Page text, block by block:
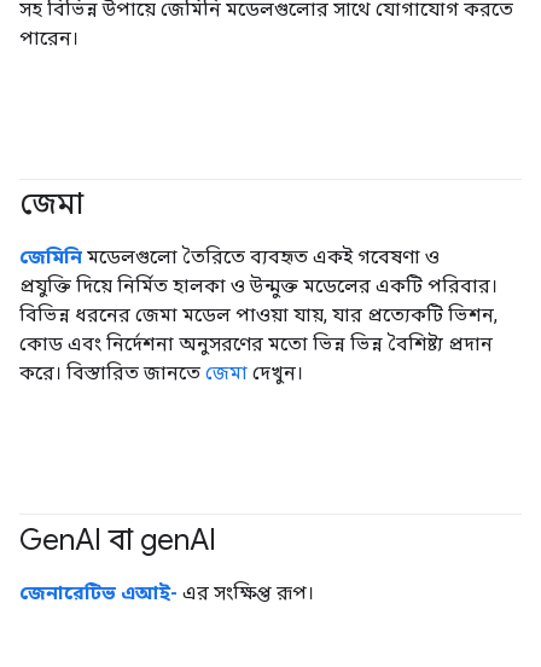
সহ বিভিন্ন উপায়ে জেমিনি মডেলগুলোর সাথে যোগাযোগ করতে
পারেন।
জেমা
জেমিনি মডেলগুলো তৈরিতে ব্যবহৃত একই গবেষণা ও
প্রযুক্তি দিয়ে নির্মিত হালকা ও উন্মুক্ত মডেলের একটি পরিবার।
বিভিন্ন ধরনের জেমা মডেল পাওয়া যায়, যার প্রত্যেকটি ভিশন,
কোড এবং নির্দেশনা অনুসরণের মতো ভিন্ন ভিন্ন বৈশিষ্ট্য প্রদান
করে। বিস্তারিত জানতে জেমা দেখুন।
GenAI বা genAI
জেনারেটিভ এআই- এর সংক্ষিপ্ত রূপ।